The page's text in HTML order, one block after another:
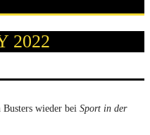
2022
wieder bei Sport in der